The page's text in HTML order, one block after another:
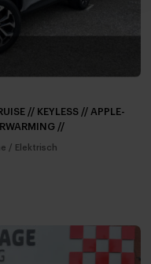
// KEYLESS // APPLE-
//
/ Elektrisch